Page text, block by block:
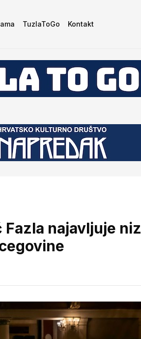
TuzlaToGo Kontakt
najavljuje niz